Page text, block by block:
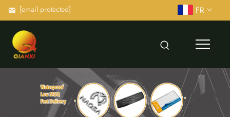
[email protected] FR